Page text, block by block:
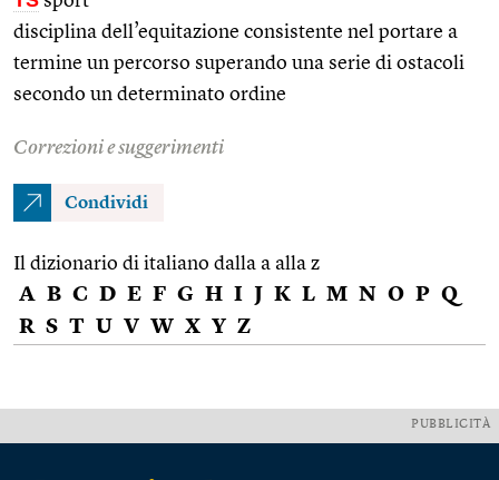
disciplina dell’equitazione consistente nel portare a
termine un percorso superando una serie di ostacoli
secondo un determinato ordine
Correzioni e suggerimenti
Condividi
Il dizionario di italiano dalla a alla z
A B C D E F G H I J K L M N O P Q
R S T U V W X Y Z
PUBBLICITÀ